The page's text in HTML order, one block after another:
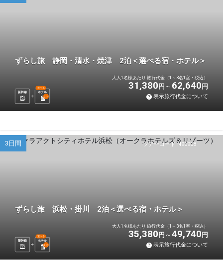
ずらし旅 静岡・清水・焼津 2泊＜選べる宿・ホテル＞
新幹線 ホテル
選べる
2泊
大人1名様あたり 旅行代金（1～3名1室・税込）
31,380 円 62,640 円
表示旅行代金について
ツアーコード N96908
3日間
ずらし旅 浜松・掛川 2泊＜選べる宿・ホテル＞
新幹線 ホテル
選べる
2泊
大人1名様あたり 旅行代金（1～3名1室・税込）
35,380 円 49,740 円
表示旅行代金について